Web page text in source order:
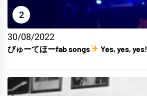
2
30/08/2022
びゅーてほーfab songs Yes, yes, yes!